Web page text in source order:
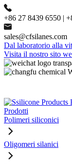
+86 27 8439 6550 |
sales@cfsilanes.com
Dal laboratorio alla
Visita il nostro sito
Prodotti
Polimeri siliconici
Oligomeri silanici